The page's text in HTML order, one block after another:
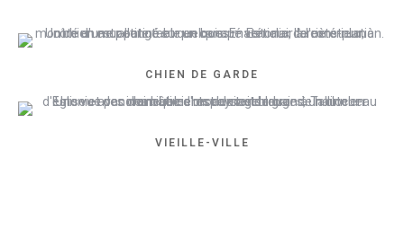
CHIEN DE GARDE
VIEILLE-VILLE